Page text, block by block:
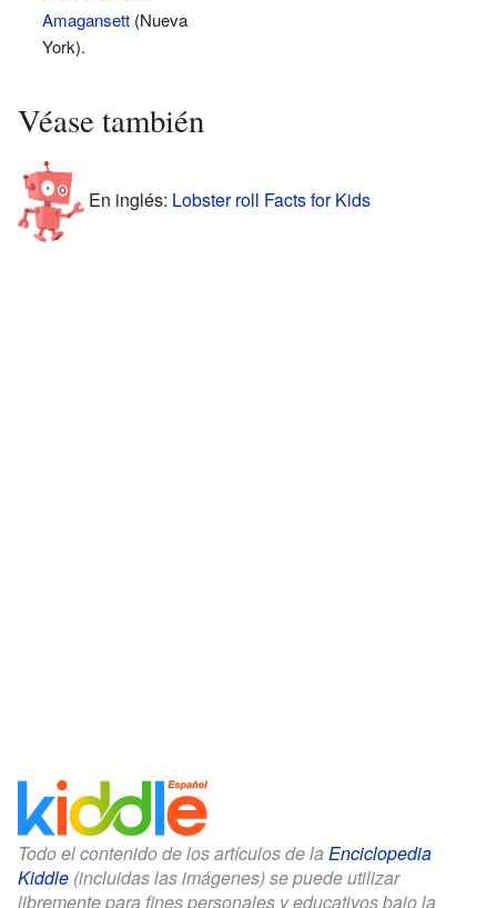
Amagansett (Nueva
York).
Véase también
En inglés: Lobster roll Facts for Kids
Todo el contenido de los artículos de la Enciclopedia
Kiddle (incluidas las imágenes) se puede utilizar
libremente para fines personales y educativos bajo la